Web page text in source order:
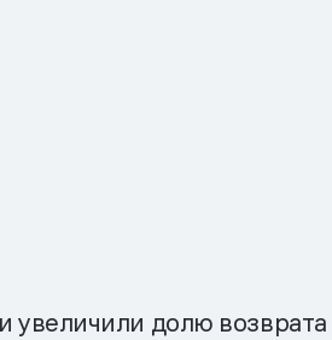
долю возврата